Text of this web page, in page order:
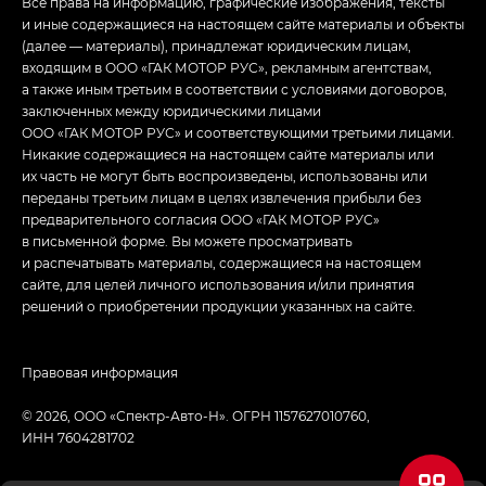
и иные содержащиеся на настоящем сайте материалы и объекты
(далее — материалы), принадлежат юридическим лицам,
входящим в ООО «ГАК МОТОР РУС», рекламным агентствам,
а также иным третьим в соответствии с условиями договоров,
заключенных между юридическими лицами
ООО «ГАК МОТОР РУС» и соответствующими третьими лицами.
Никакие содержащиеся на настоящем сайте материалы или
их часть не могут быть воспроизведены, использованы или
переданы третьим лицам в целях извлечения прибыли без
предварительного согласия ООО «ГАК МОТОР РУС»
в письменной форме. Вы можете просматривать
и распечатывать материалы, содержащиеся на настоящем
сайте, для целей личного использования и/или принятия
решений о приобретении продукции указанных на сайте.
© 2026, ООО «Спектр-Авто-Н». ОГРН 1157627010760,
ИНН 7604281702
Правовая информация